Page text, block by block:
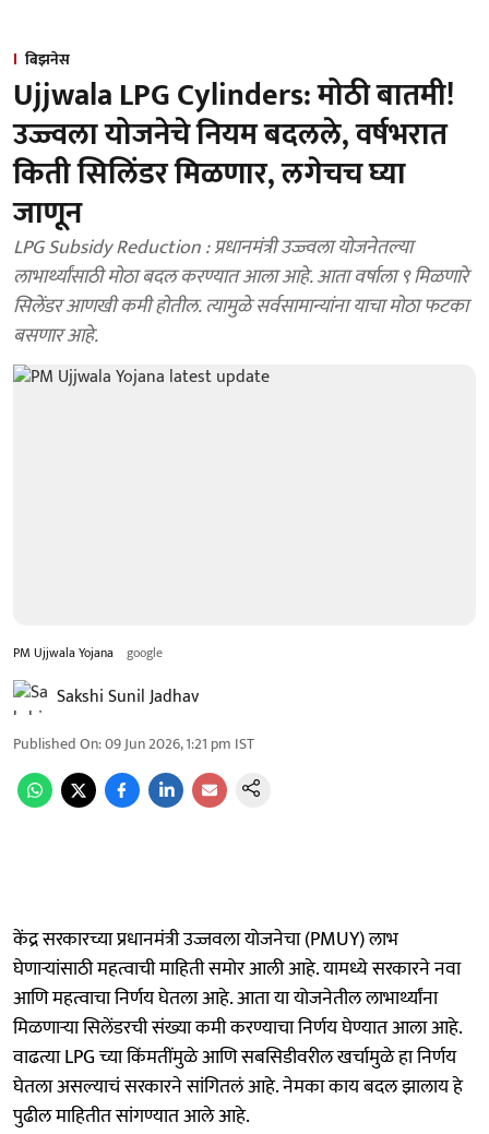
बिझनेस
Ujjwala LPG Cylinders: मोठी बातमी!
उज्ज्वला योजनेचे नियम बदलले, वर्षभरात
किती सिलिंडर मिळणार, लगेचच घ्या
जाणून
LPG Subsidy Reduction : प्रधानमंत्री उज्ज्वला योजनेतल्या
लाभार्थ्यांसाठी मोठा बदल करण्यात आला आहे. आता वर्षाला ९ मिळणारे
सिलेंडर आणखी कमी होतील. त्यामुळे सर्वसामान्यांना याचा मोठा फटका
बसणार आहे.
PM Ujjwala Yojana google
Sakshi Sunil Jadhav
Published On:09 Jun 2026, 1:21 pm IST
केंद्र सरकारच्या प्रधानमंत्री उज्जवला योजनेचा (PMUY) लाभ
घेणाऱ्यांसाठी महत्वाची माहिती समोर आली आहे. यामध्ये सरकारने नवा
आणि महत्वाचा निर्णय घेतला आहे. आता या योजनेतील लाभार्थ्यांना
मिळणाऱ्या सिलेंडरची संख्या कमी करण्याचा निर्णय घेण्यात आला आहे.
वाढत्या LPG च्या किंमतींमुळे आणि सबसिडीवरील खर्चामुळे हा निर्णय
घेतला असल्याचं सरकारने सांगितलं आहे. नेमका काय बदल झालाय हे
पुढील माहितीत सांगण्यात आले आहे.